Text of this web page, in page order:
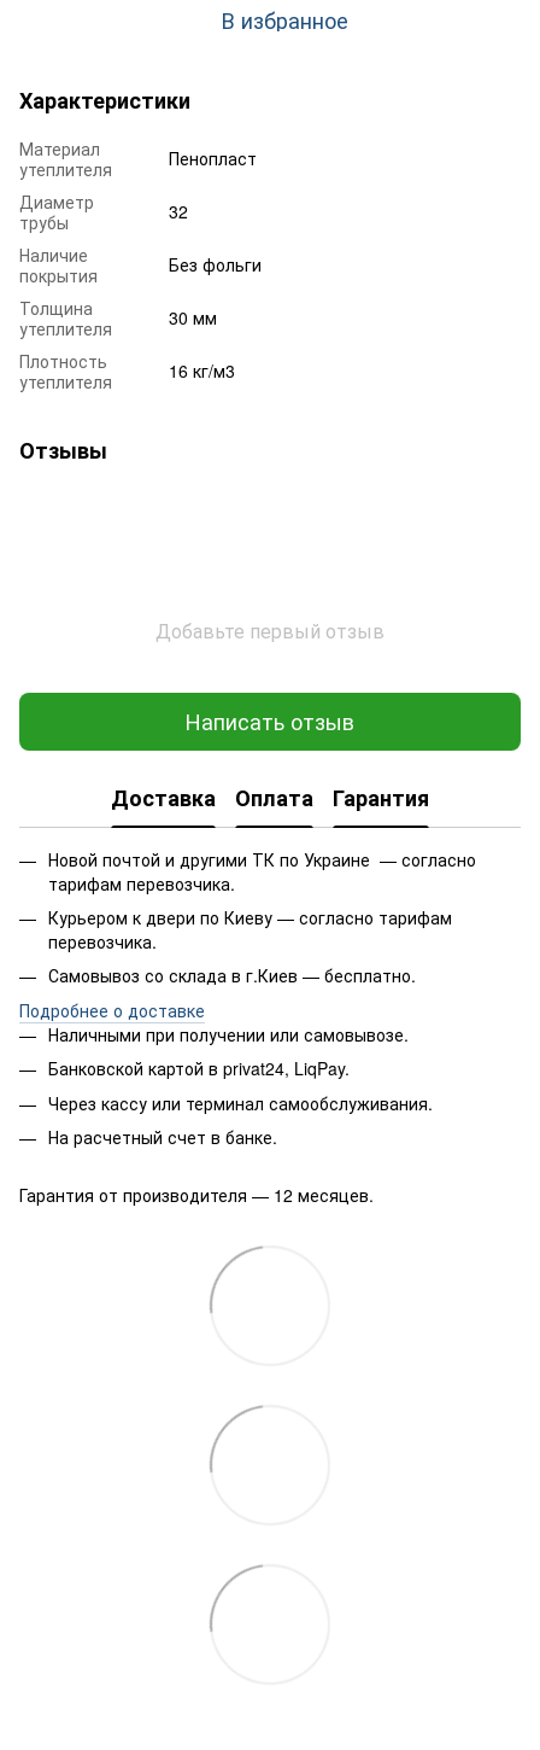
В избранное
Характеристики
Материал
утеплителя
Пенопласт
Диаметр
трубы
32
Наличие
покрытия
Без фольги
Толщина
утеплителя
30 мм
Плотность
утеплителя
16 кг/м3
Отзывы
Добавьте первый отзыв
Написать отзыв
Доставка Оплата Гарантия
Новой почтой и другими ТК по Украине — согласно
тарифам перевозчика.
Курьером к двери по Киеву — согласно тарифам
перевозчика.
Самовывоз со склада в г.Киев — бесплатно.
Подробнее о доставке
Наличными при получении или самовывозе.
Банковской картой в privat24, LiqPay.
Через кассу или терминал самообслуживания.
На расчетный счет в банке.
Гарантия от производителя — 12 месяцев.